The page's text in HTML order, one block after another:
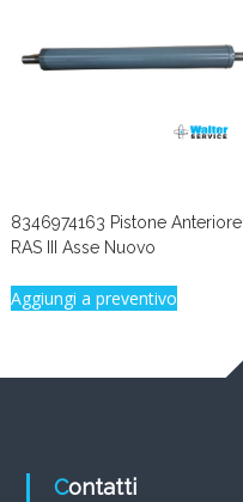
8346974163 Pistone Anteriore
RAS III Asse Nuovo
Aggiungi a preventivo
Contatti